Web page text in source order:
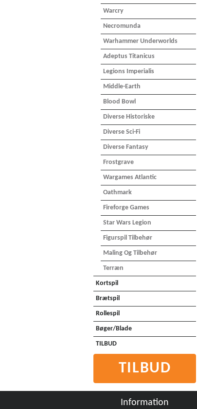
Warcry
Necromunda
Warhammer Underworlds
Adeptus Titanicus
Legions Imperialis
Middle-Earth
Blood Bowl
Diverse Historiske
Diverse Sci-Fi
Diverse Fantasy
Frostgrave
Wargames Atlantic
Oathmark
Fireforge Games
Star Wars Legion
Figurspil Tilbehør
Maling Og Tilbehør
Terræn
Kortspil
Brætspil
Rollespil
Bøger/Blade
TILBUD
TILBUD
Information